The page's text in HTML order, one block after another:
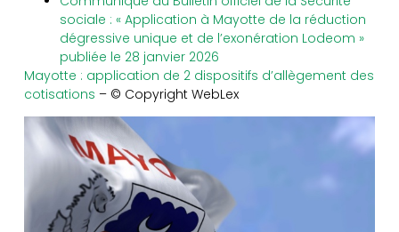
sociale : « Application à Mayotte de la réduction
dégressive unique et de l’exonération Lodeom »
publiée le 28 janvier 2026
Mayotte : application de 2 dispositifs d’allègement des
cotisations – © Copyright WebLex